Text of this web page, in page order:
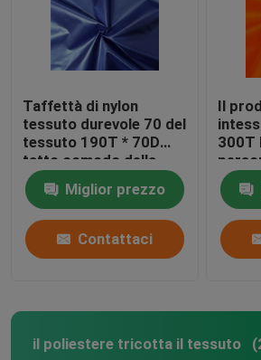
Taffettà di nylon
tessuto durevole 70 del
tessuto 190T * 70D
tatto comodo della
mano da 58 GSM
Miglior prezzo
Contattaci
Il
300T
per
il poliestere tricotta il tessuto